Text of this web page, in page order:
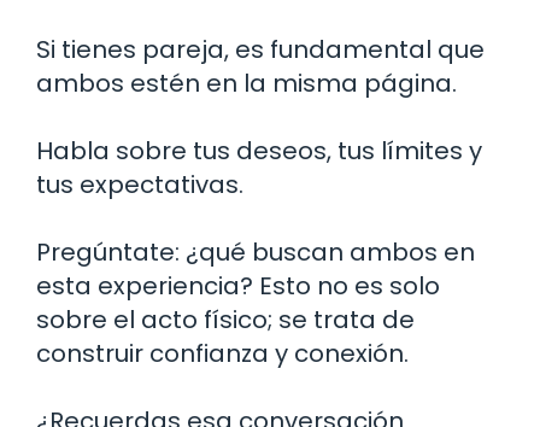
Si tienes pareja, es fundamental que
ambos estén en la misma página.
Habla sobre tus deseos, tus límites y
tus expectativas.
Pregúntate: ¿qué buscan ambos en
esta experiencia? Esto no es solo
sobre el acto físico; se trata de
construir confianza y conexión.